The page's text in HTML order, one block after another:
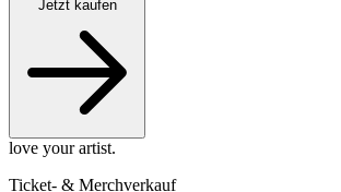
Jetzt kaufen
love your artist.
Ticket- & Merchverkauf